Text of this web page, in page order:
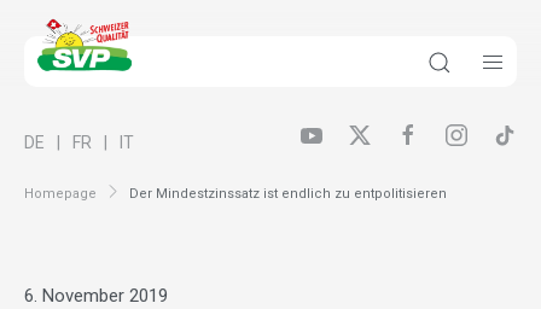
Homepage Der Mindestzinssatz ist endlich zu entpolitisieren
DE FR IT
6. November 2019